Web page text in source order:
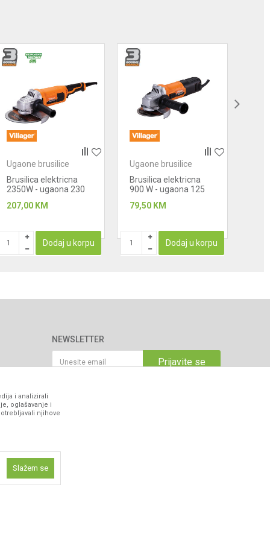
Ugaone brusilice
Brusilica elektricna
2350W - ugaona 230
207,00 KM
Dodaj u korpu
Ugaone brusilice
Brusilica elektricna
900 W - ugaona 125
79,50 KM
Dodaj u korpu
NEWSLETTER
Prijavite se
i analizirali
oglašavanje i
njihove
Slažem se